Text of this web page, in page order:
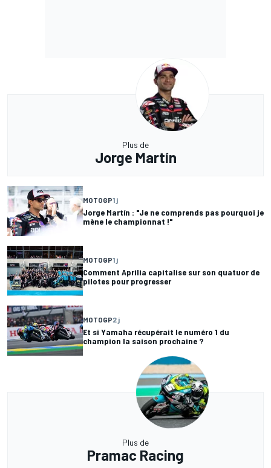
Plus de
Jorge Martín
MOTOGP1 j
Jorge Martín : "Je ne comprends pas pourquoi je
mène le championnat !"
MOTOGP1 j
Comment Aprilia capitalise sur son quatuor de
pilotes pour progresser
MOTOGP2 j
Et si Yamaha récupérait le numéro 1 du
champion la saison prochaine ?
Plus de
Pramac Racing